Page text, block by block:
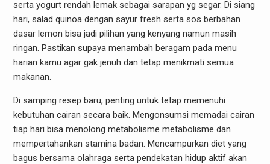
serta yogurt rendah lemak sebagai sarapan yg segar. Di siang
hari, salad quinoa dengan sayur fresh serta sos berbahan
dasar lemon bisa jadi pilihan yang kenyang namun masih
ringan. Pastikan supaya menambah beragam pada menu
harian kamu agar gak jenuh dan tetap menikmati semua
makanan.
Di samping resep baru, penting untuk tetap memenuhi
kebutuhan cairan secara baik. Mengonsumsi memadai cairan
tiap hari bisa menolong metabolisme metabolisme dan
mempertahankan stamina badan. Mencampurkan diet yang
bagus bersama olahraga serta pendekatan hidup aktif akan